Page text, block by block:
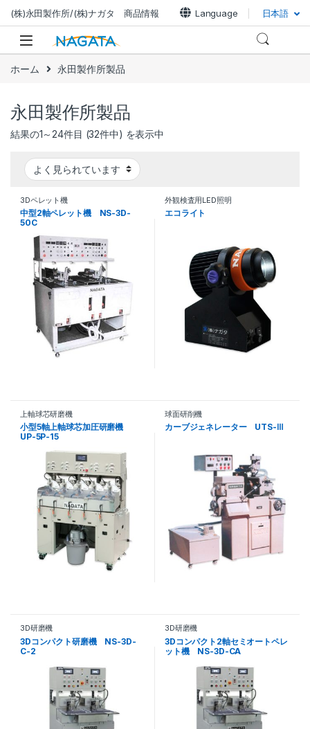
ナビゲーションにジャンプ
コンテンツへスキップ
(株)永田製作所/(株)ナガタ 商品情報 Language 日本語
ホーム 永田製作所製品
永田製作所製品
結果の1～24件目 (32件中) を表示中
3Dペレット機
中型2軸ペレット機 NS-3D-
50C
外観検査用LED照明
エコライト
上軸球芯研磨機
小型5軸上軸球芯加圧研磨機
UP-5P-15
球面研削機
カーブジェネレーター UTS-Ⅲ
3D研磨機
3Dコンパクト研磨機 NS-3D-
C-2
3D研磨機
3Dコンパクト2軸セミオートペレ
ット機 NS-3D-CA